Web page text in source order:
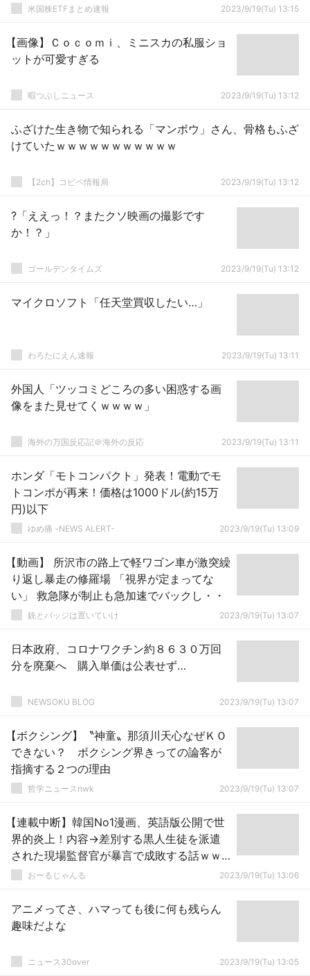
米国株ETFまとめ速報 2023/9/19(Tu) 13:15
【画像】Ｃｏｃｏｍｉ、ミニスカの私服ショ
ットが可愛すぎる
暇つぶしニュース 2023/9/19(Tu) 13:12
ふざけた生き物で知られる「マンボウ」さん、骨格もふざ
けていたｗｗｗｗｗｗｗｗｗｗｗ
【2ch】コピペ情報局 2023/9/19(Tu) 13:12
?「ええっ！？またクソ映画の撮影です
か！？」
ゴールデンタイムズ 2023/9/19(Tu) 13:12
マイクロソフト「任天堂買収したい…」
わろたにえん速報 2023/9/19(Tu) 13:11
外国人「ツッコミどころの多い困惑する画
像をまた見せてくｗｗｗｗ」
海外の万国反応記＠海外の反応 2023/9/19(Tu) 13:11
ホンダ「モトコンパクト」発表！電動でモ
トコンポが再来！価格は1000ドル(約15万
円)以下
ゆめ痛 -NEWS ALERT- 2023/9/19(Tu) 13:09
【動画】 所沢市の路上で軽ワゴン車が激突繰
り返し暴走の修羅場 「視界が定まってな
い」 救急隊が制止も急加速でバックし・・
銃とバッジは置いていけ 2023/9/19(Tu) 13:07
日本政府、コロナワクチン約８６３０万回
分を廃棄へ 購入単価は公表せず…
NEWSOKU BLOG 2023/9/19(Tu) 13:07
【ボクシング】〝神童〟那須川天心なぜＫＯ
できない？ ボクシング界きっての論客が
指摘する２つの理由
哲学ニュースnwk 2023/9/19(Tu) 13:07
【連載中断】韓国No1漫画、英語版公開で世
界的炎上！内容→差別する黒人生徒を派遣
された現場監督官が暴言で成敗する話ｗｗ
ｗ おーるじゃんる 2023/9/19(Tu) 13:06
アニメってさ、ハマっても後に何も残らん
趣味だよな
ニュース30over 2023/9/19(Tu) 13:05